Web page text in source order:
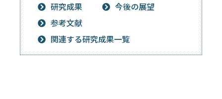
研究成果
今後の展望
参考文献
関連する研究成果一覧